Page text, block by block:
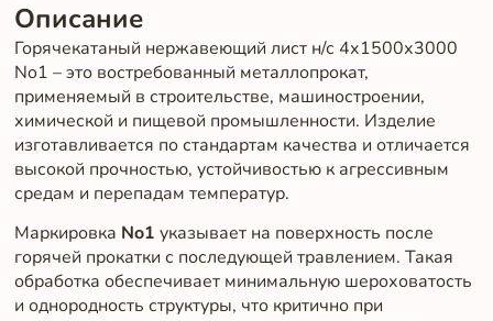
Описание
Горячекатаный нержавеющий лист н/с 4х1500х3000
No1 – это востребованный металлопрокат,
применяемый в строительстве, машиностроении,
химической и пищевой промышленности. Изделие
изготавливается по стандартам качества и отличается
высокой прочностью, устойчивостью к агрессивным
средам и перепадам температур.
Маркировка No1 указывает на поверхность после
горячей прокатки с последующей травлением. Такая
обработка обеспечивает минимальную шероховатость
и однородность структуры, что критично при